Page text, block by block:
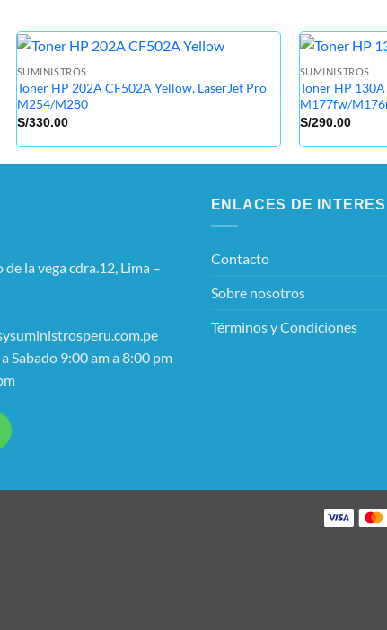
SUMINISTROS
Toner HP 202A CF502A Yellow, LaserJet Pro
M254/M280
S/330.00
SUMINISTROS
Toner HP
M177fw/
S/290.00
la vega cdra.12, Lima –
Sabado 9:00 am a 8:00 pm
ENLACES DE INTERES
Contacto
Sobre nosotros
Términos y Condiciones